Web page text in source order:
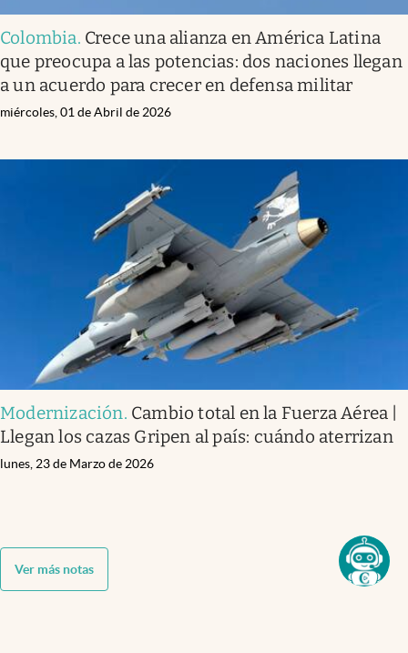
Colombia. Crece una alianza en América Latina
que preocupa a las potencias: dos naciones llegan
a un acuerdo para crecer en defensa militar
miércoles, 01 de Abril de 2026
Modernización. Cambio total en la Fuerza Aérea |
Llegan los cazas Gripen al país: cuándo aterrizan
lunes, 23 de Marzo de 2026
Ver más notas